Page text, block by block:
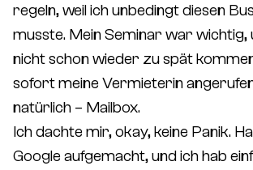
regeln, weil ich unbedingt diesen
musste. Mein Seminar war wichtig,
nicht schon wieder zu spät
sofort meine Vermieterin
natürlich – Mailbox.
Ich dachte mir, okay, keine Panik.
Google aufgemacht, und ich hab